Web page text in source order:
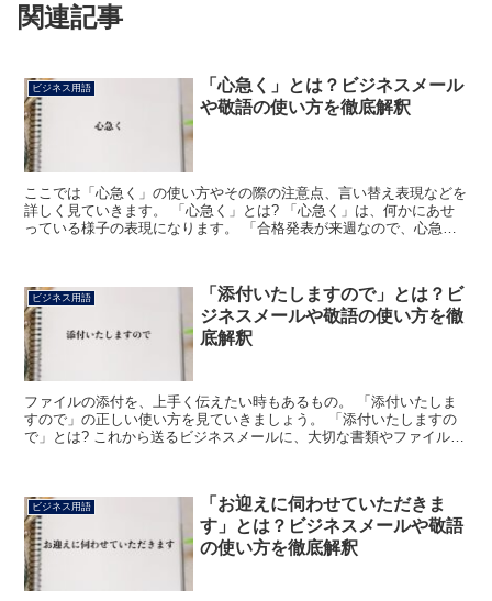
関連記事
ビジネス用語
「心急く」とは？ビジネスメール
や敬語の使い方を徹底解釈
ここでは「心急く」の使い方やその際の注意点、言い替え表現などを
詳しく見ていきます。 「心急く」とは? 「心急く」は、何かにあせ
っている様子の表現になります。 「合格発表が来週なので、心急く
ビジネス用語
「添付いたしますので」とは？ビ
ジネスメールや敬語の使い方を徹
底解釈
ファイルの添付を、上手く伝えたい時もあるもの。 「添付いたしま
すので」の正しい使い方を見ていきましょう。 「添付いたしますの
で」とは? これから送るビジネスメールに、大切な書類やファイルを
ビジネス用語
「お迎えに伺わせていただきま
す」とは？ビジネスメールや敬語
の使い方を徹底解釈